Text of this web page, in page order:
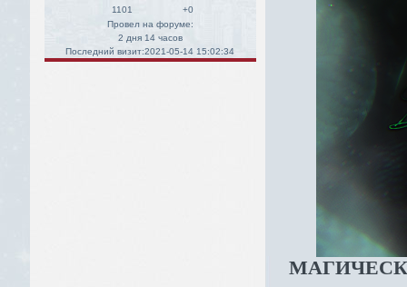
1101
+0
Провел на форуме:
2 дня 14 часов
Последний визит:2021-05-14 15:02:34